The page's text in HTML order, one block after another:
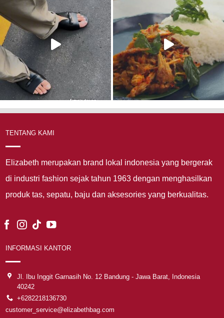
TENTANG KAMI
Elizabeth merupakan brand lokal indonesia yang bergerak
di industri fashion sejak tahun 1963 dengan menghasilkan
produk tas, sepatu, baju dan aksesories yang berkualitas.
INFORMASI KANTOR
Jl. Ibu Inggit Garnasih No. 12 Bandung - Jawa Barat, Indonesia
40242
+6282218136730
customer_service@elizabethbag.com